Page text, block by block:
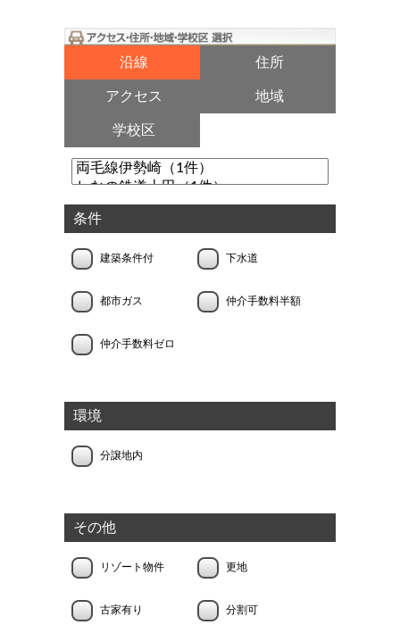
沿線 住所
アクセス 地域
学校区
条件
建築条件付 下水道
都市ガス 仲介手数料半額
仲介手数料ゼロ
環境
分譲地内
その他
リゾート物件 更地
古家有り 分割可